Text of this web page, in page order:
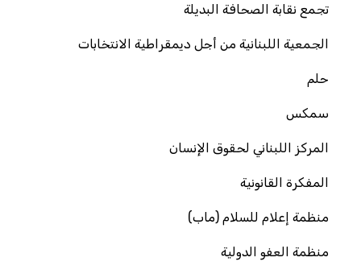
تجمع نقابة الصحافة البديلة
الجمعية اللبنانية من أجل ديمقراطية الانتخابات
حلم
سمكس
المركز اللبناني لحقوق الإنسان
المفكرة القانونية
منظمة إعلام للسلام (ماب)
منظمة العفو الدولية